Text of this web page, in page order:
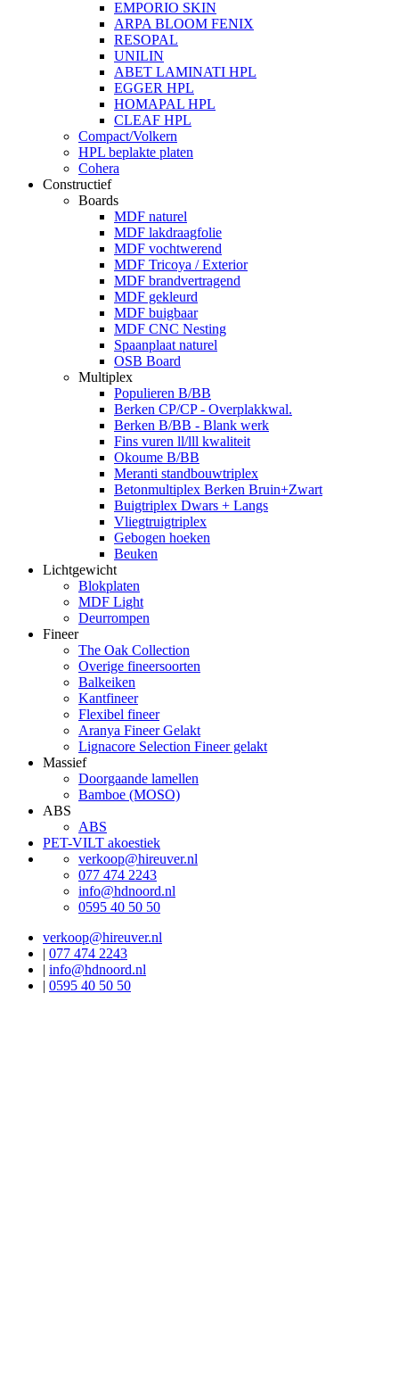
EMPORIO SKIN
ARPA BLOOM FENIX
RESOPAL
UNILIN
ABET LAMINATI HPL
EGGER HPL
HOMAPAL HPL
CLEAF HPL
Compact/Volkern
HPL beplakte platen
Cohera
Constructief
Boards
MDF naturel
MDF lakdraagfolie
MDF vochtwerend
MDF Tricoya / Exterior
MDF brandvertragend
MDF gekleurd
MDF buigbaar
MDF CNC Nesting
Spaanplaat naturel
OSB Board
Multiplex
Populieren B/BB
Berken CP/CP - Overplakkwal.
Berken B/BB - Blank werk
Fins vuren ll/lll kwaliteit
Okoume B/BB
Meranti standbouwtriplex
Betonmultiplex Berken Bruin+Zwart
Buigtriplex Dwars + Langs
Vliegtruigtriplex
Gebogen hoeken
Beuken
Lichtgewicht
Blokplaten
MDF Light
Deurrompen
Fineer
The Oak Collection
Overige fineersoorten
Balkeiken
Kantfineer
Flexibel fineer
Aranya Fineer Gelakt
Lignacore Selection Fineer gelakt
Massief
Doorgaande lamellen
Bamboe (MOSO)
ABS
ABS
PET-VILT akoestiek
verkoop@hireuver.nl
077 474 2243
info@hdnoord.nl
0595 40 50 50
verkoop@hireuver.nl
| 077 474 2243
| info@hdnoord.nl
| 0595 40 50 50